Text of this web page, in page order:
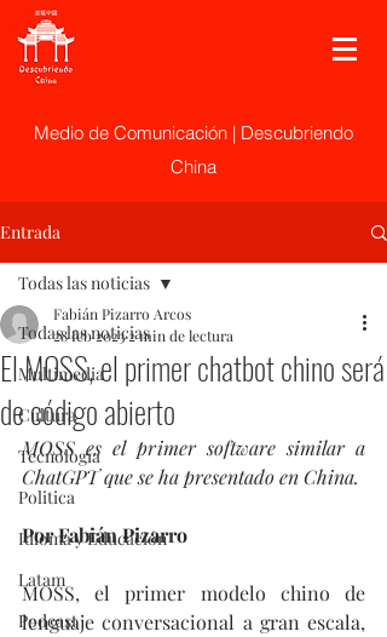
Medio de Comunicación | Descubriendo
China
Entrada
Todas las noticias
Multimedia
Cultura
Tecnología
Politica
Idioma y Educación
Latam
Podcast
Todas las noticias
El MOSS, el primer chatbot chino será
de código abierto
Fabián Pizarro Arcos
28 feb 20232 min de lectura
MOSS es el primer software similar a
ChatGPT que se ha presentado en China.
Por Fabián Pizarro
MOSS, el primer modelo chino de
lenguaje conversacional a gran escala,